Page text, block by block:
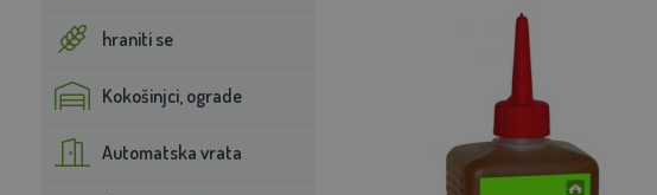
hraniti se
Kokošinjci, ograde
Automatska vrata